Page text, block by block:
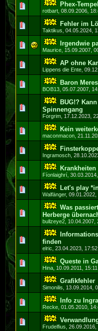
Phex-
rotbart ,08.09.2006,
0 Bewertung(en) - 0 12
Fehler im
Taktikus ,04.05.2024,
0 Bewertung(en) - 0 12
Irgendwie
Maurice 15.09.2007,
0 Bewertung(en) - 0 12
AP ohne
Lippens die Ente ,
0 Bewertung(en) - 0 12
Baron
BOB13 ,05.07.2007,
0 Bewertung(en) - 0 12
BUG!?
Spinnengang
Forgrim 17.12.2023,
0 Bewertung(en) - 0
Kein
maconmacon ,
0 Bewertung(en) - 0 12
Ingramosch ,
0 Bewertung(en) - 0 12
Fíonlaighrí ,
0 Bewertung(en) - 0 12
Let's play
Walfänger,09.01.2022,
0 Bewertung(en) - 0 12
Was
Herberge
bullzeye2 10.04.2007,
0 Bewertung(en) - 0 12
finden
elric ,23.04.2023, 17:52
0 Bewertung(en) - 0
Queste in
Hina 10.09.2011, 15:11
0 Bewertung(en) - 0 12
Grafikfehler
Simonilis 13.09.2014,
0 Bewertung(en) - 0 12
Info zu
Recke ,01.05.2010,
0 Bewertung(en) - 0 12
Frudelfius ,26.09.2016,
0 Bewertung(en) - 0 12